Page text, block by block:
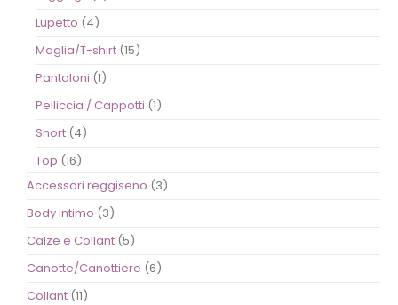
Lupetto (4)
Maglia/T-shirt (15)
Pantaloni (1)
Pelliccia / Cappotti (1)
Short (4)
Top (16)
Accessori reggiseno (3)
Body intimo (3)
Calze e Collant (5)
Canotte/Canottiere (6)
Collant (11)